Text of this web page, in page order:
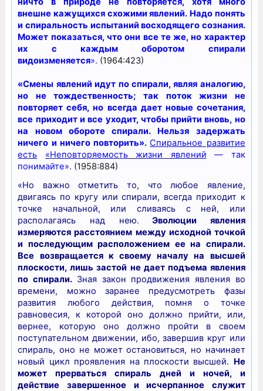
внешне кажущихся схожими явлений. Надо понять
и спиральность испытаний восходящего сознания.
Может показаться, что они все те же, но характер
их с каждым оборотом спирали
видоизменяется». (1964:423)
«Смены явлений идут по спирали, являя аналогию,
но не тождественность; так поток жизни не
повторяет себя, но всегда дает новые сочетания,
все приходит и все уходит, чтобы прийти вновь, но
на новом обороте спирали. Нельзя задержать
ничего и ничего повторить».Спиральное развитие
есть
«Неповторяемость жизни явлений — так
понимайте». (1958:884)
«Но важно отметить то, что любое явление,
двигаясь по кругу или спирали, всегда приходит к
точке начальной, или сливаясь с ней, или
располагаясь над нею. Эволюции явления
измеряются расстоянием между исходной точкой
и последующим расположением ее на спирали.
Все возвращается к своему началу на высшей
плоскости, лишь застой не дает подъема явления
по спирали. Зная закон продвижения явления во
времени, можно заранее предусмотреть фазы
развития любого действия, помня о точке
равновесия, к которой оно должно прийти, или,
вернее, которую оно должно пройти в своем
поступательном движении, ибо, завершив круг или
спираль, оно не может остановиться, но начинает
новый цикл проявления на плоскости высшей. Не
может прерваться спираль дней и ночей, и
действие завершенное и исчерпанное служит